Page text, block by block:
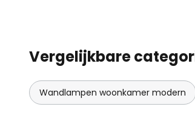
Vergelijkbare
Wandlampen woonkamer modern